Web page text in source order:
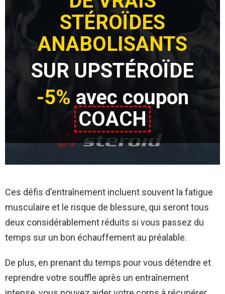
STÉROÏDES
ANABOLISANTS
SUR UPSTÉROÏDE
-5% avec coupon
COACH
Ces défis d'entraînement incluent souvent la fatigue
musculaire et le risque de blessure, qui seront tous
deux considérablement réduits si vous passez du
temps sur un bon échauffement au préalable.
De plus, en prenant du temps pour vous détendre et
reprendre votre souffle après un entraînement